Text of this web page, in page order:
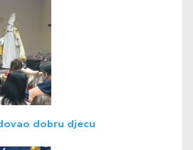
dobru djecu